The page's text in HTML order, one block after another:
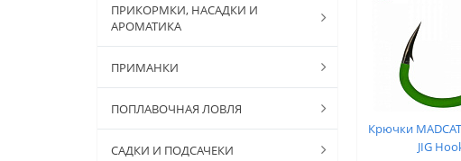
ПРИКОРМКИ, НАСАДКИ И
АРОМАТИКА
ПРИМАНКИ
ПОПЛАВОЧНАЯ ЛОВЛЯ
САДКИ И ПОДСАЧЕКИ
Крючки
JIG